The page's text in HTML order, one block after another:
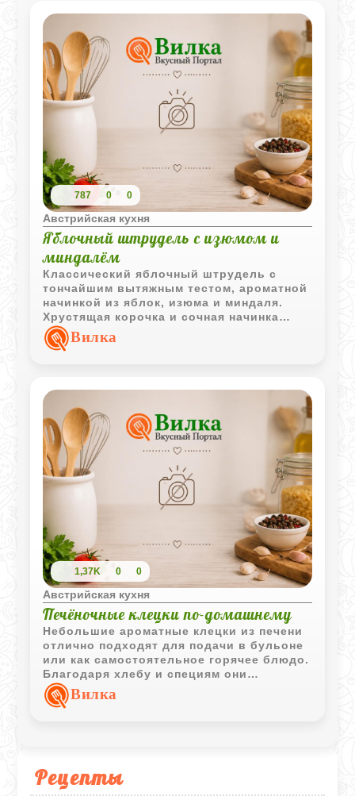
Рецепты
787 0 0
Австрийская кухня
Яблочный штрудель с изюмом и
миндалём
Классический яблочный штрудель с
тончайшим вытяжным тестом, ароматной
начинкой из яблок, изюма и миндаля.
Хрустящая корочка и сочная начинка
делают этот десерт настоящей классикой
домашней выпечки.
Вилка
1,37K 0 0
Австрийская кухня
Печёночные клецки по-домашнему
Небольшие ароматные клецки из печени
отлично подходят для подачи в бульоне
или как самостоятельное горячее блюдо.
Благодаря хлебу и специям они
получаются мягкими и насыщенными по
вкусу.Вилка